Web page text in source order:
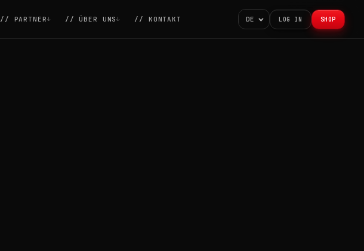
// PARTNER // ÜBER UNS // KONTAKT DE LOG IN SHOP